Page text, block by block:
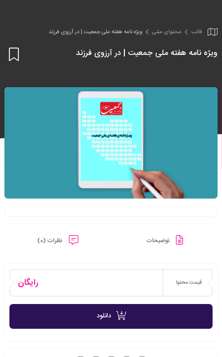
قالب محتوای متنی ویژه نامه هفته ملی جمعیت | در آرزوی فرزند
ویژه نامه هفته ملی جمعیت | در آرزوی فرزند
توضیحات نظرات (0)
قیمت محتوا رایگان
دانلود